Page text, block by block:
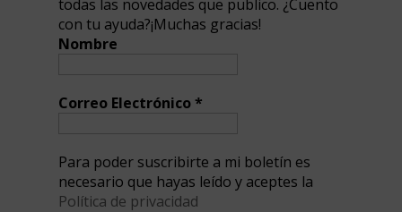
todas las novedades que publico. ¿Cuento
con tu ayuda?¡Muchas gracias!
Nombre
Correo Electrónico*
Para poder suscribirte a mi boletín es
necesario que hayas leído y aceptes la
Política de privacidad